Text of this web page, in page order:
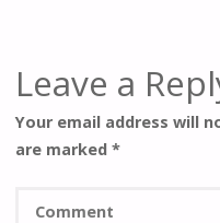
Leave a
Your email address will
are marked*